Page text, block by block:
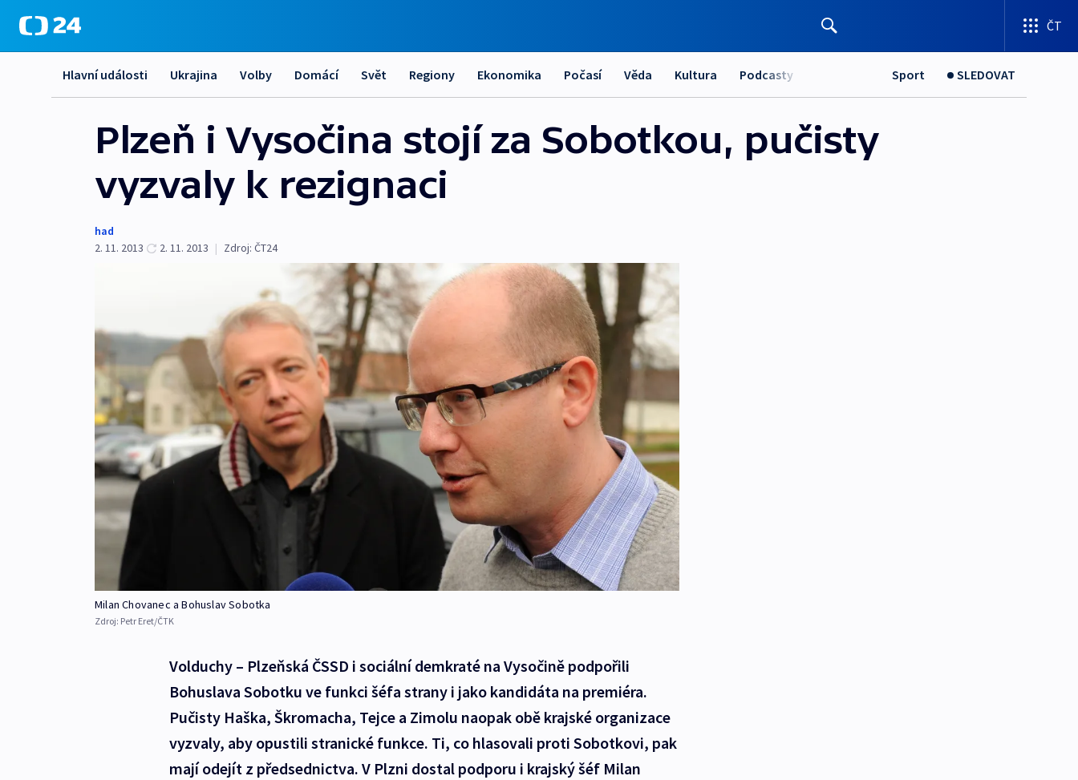
ČT
Hlavní události Ukrajina Volby Domácí Svět Regiony Ekonomika Počasí Věda Kultura Podcasty Sport SLEDOVAT
Plzeň i Vysočina stojí za Sobotkou, pučisty
vyzvaly k rezignaci
had
2. 11. 2013
2. 11. 2013 | Zdroj: ČT24
Milan Chovanec a Bohuslav Sobotka
Zdroj: Petr Eret/ČTK
Volduchy – Plzeňská ČSSD i sociální demkraté na Vysočině podpořili
Bohuslava Sobotku ve funkci šéfa strany i jako kandidáta na premiéra.
Pučisty Haška, Škromacha, Tejce a Zimolu naopak obě krajské organizace
vyzvaly, aby opustili stranické funkce. Ti, co hlasovali proti Sobotkovi, pak
mají odejít z předsednictva. V Plzni dostal podporu i krajský šéf Milan